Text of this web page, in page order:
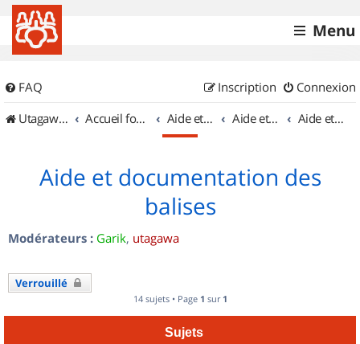
Menu
FAQ Connexion
Inscription
UtagawaVTT (Randos VTT et VTTAE avec traces GPS)
Accueil forum Aide et documentation Aide et documentation Aide et documentation des balises
Aide et documentation des
balises
Modérateurs : Garik, utagawa
Verrouillé
14 sujets • Page 1 sur 1
Sujets